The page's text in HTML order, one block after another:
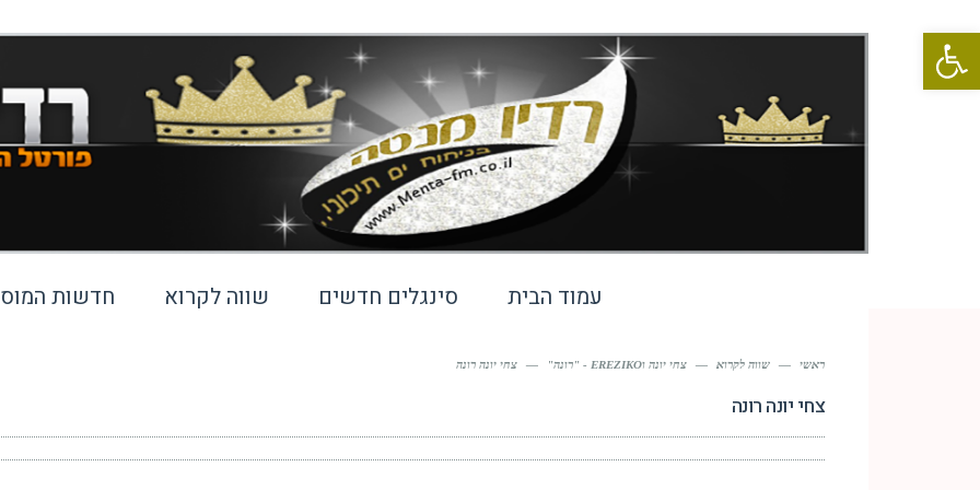
פתח סרגל נגישות
עמוד הבית סינגלים חדשים שווה לקרוא חדשות
ראשי — שווה לקרוא — צחי יונה וEREZIKO - "רונה" — צחי יונה רונה
צחי יונה רונה